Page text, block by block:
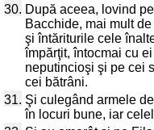
30. După aceea, lovind
Bacchide, mai mult
şi întăriturile cele
împărţit, întocmai cu
neputincioşi şi pe cei
cei bătrâni.
31. Şi culegând armele
în locuri bune, iar